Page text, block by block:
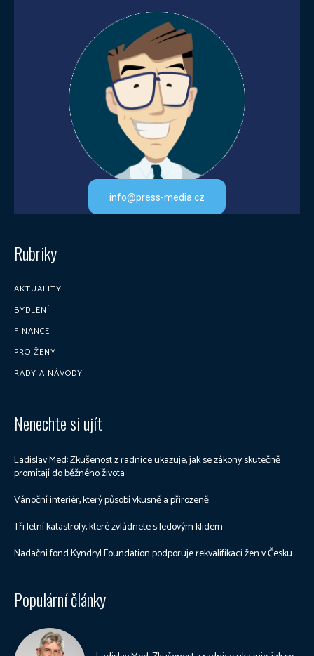
info@press-media.cz
Rubriky
AKTUALITY
BYDLENÍ
FINANCE
PRO ŽENY
RADY A NÁVODY
Nenechte si ujít
Ladislav Med: Zkušenost z radnice ukazuje, jak se zákony skutečně
promítají do běžného života
Vánoční interiér, který působí vkusně a přirozeně
Tři letní katastrofy, které zvládnete s ledovým klidem
Nadační fond Kyndryl Foundation podporuje rekvalifikaci žen v Česku
Populární články